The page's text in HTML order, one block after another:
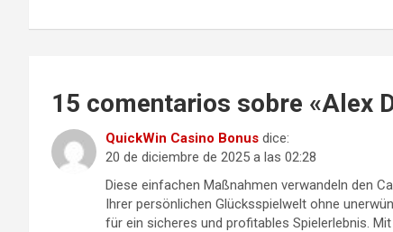
15 comentarios sobre «Alex
QuickWin Casino Bonus dice:
20 de diciembre de 2025 a las 02:28
Diese einfachen Maßnahmen verwandeln den
Ihrer persönlichen Glücksspielwelt ohne
für ein sicheres und profitables Spielerlebnis.